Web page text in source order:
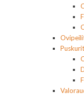
Puskurit